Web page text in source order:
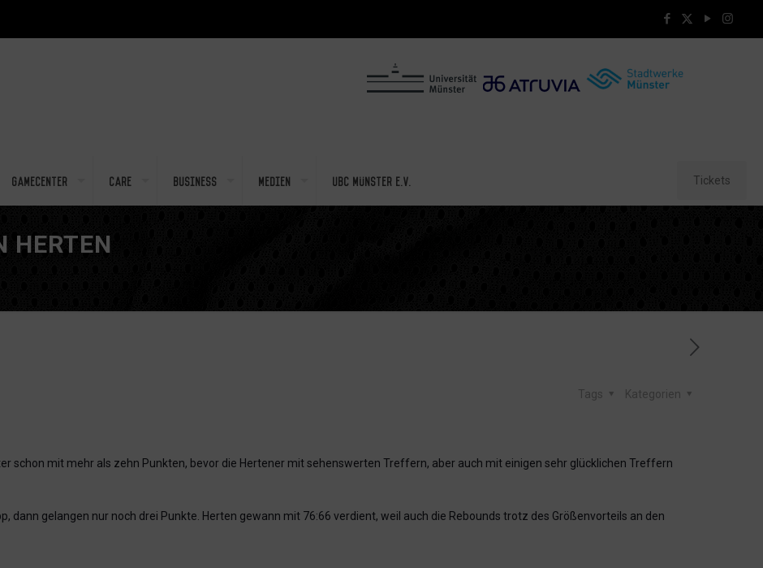
Gamecenter Care Business Medien UBC Münster e.V. Tickets
HERTEN
Kategorien
Tags
schon mit mehr als zehn Punkten, bevor die Hertener mit sehenswerten Treffern, aber auch mit einigen sehr glücklichen Treffern
dann gelangen nur noch drei Punkte. Herten gewann mit 76:66 verdient, weil auch die Rebounds trotz des Größenvorteils an den